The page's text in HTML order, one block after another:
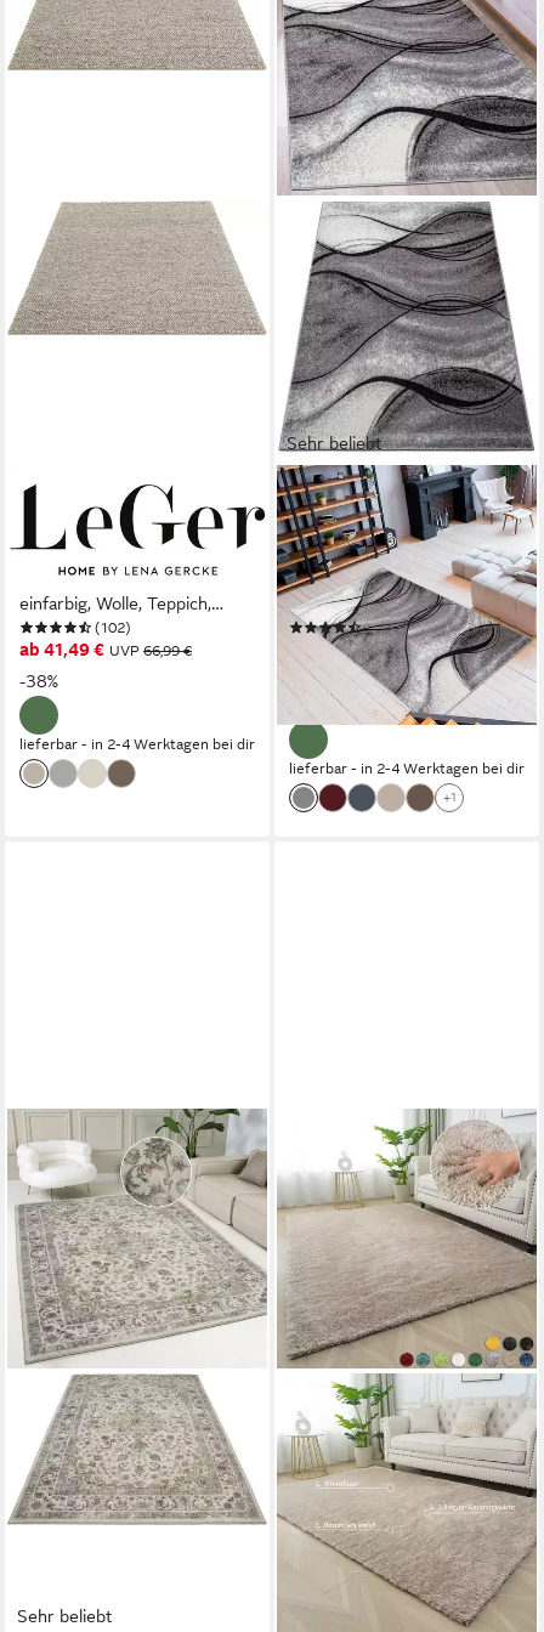
LEGER HOME BY LENA GERCKE
Wollteppich Ainhoa,
handgewebt, Wolle,
rechteckig, Höhe: 12 mm,
einfarbig, Wolle, Teppich,
Wohnzimmer, Schlafzimmer,
Esszimmer
(102)
ab 41,49 € UVP 66,99 €
-38%
lieferbar - in 2-4 Werktagen bei dir
Sehr beliebt
OTTO HOME
Teppich Tritom, rechteckig,
Höhe: 9 mm, mit besonders
weichem Flor, Kurzflor,
modernes Wellen Muster
(884)
ab 8,99 € UVP21,99 €
nur bis Dienstag
-59%
lieferbar - in 2-4 Werktagen bei dir
+1
Sehr beliebt